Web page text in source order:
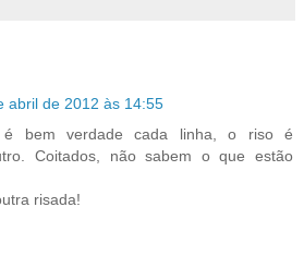
abril de 2012 às 14:55
bem verdade cada linha, o riso é
Coitados, não sabem o que estão
risada!